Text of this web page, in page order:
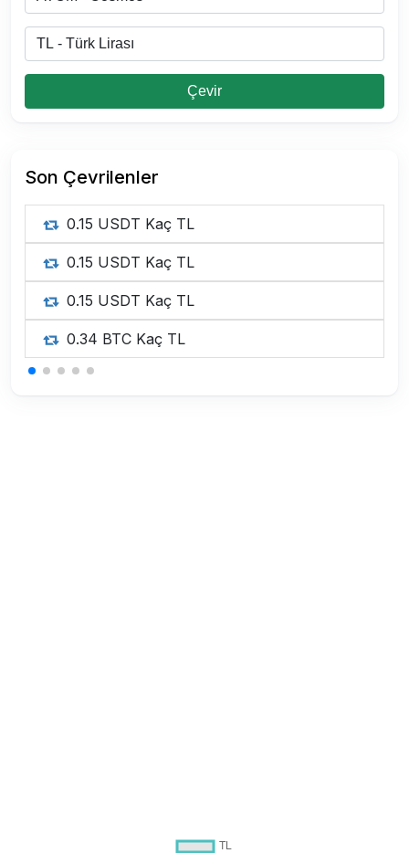
Çevir
Son Çevrilenler
0.15 USDT Kaç TL
0.15 USDT Kaç TL
0.15 USDT Kaç TL
0.34 BTC Kaç TL